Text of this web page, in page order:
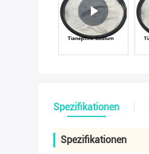
Spezifikationen
Spezifikationen